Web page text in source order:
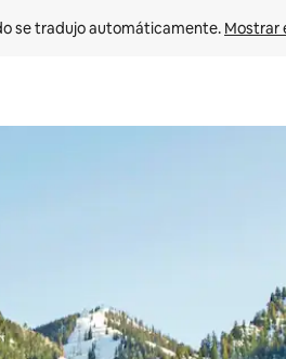
se tradujo automáticamente. Mostrar